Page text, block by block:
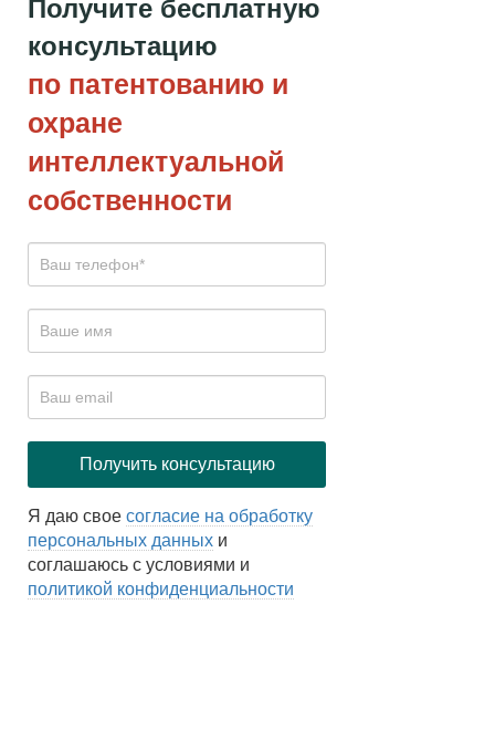
Получите бесплатную
консультацию
по патентованию и
охране
интеллектуальной
собственности
Я даю свое согласие на обработку
персональных данных и
соглашаюсь с условиями и
политикой конфиденциальности